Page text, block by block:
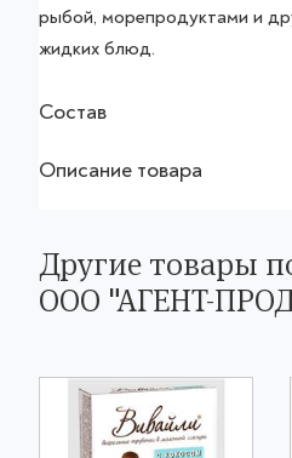
рыбой, морепродуктами и
жидких блюд.
Состав
Описание товара
Другие товары
ООО "АГЕНТ-